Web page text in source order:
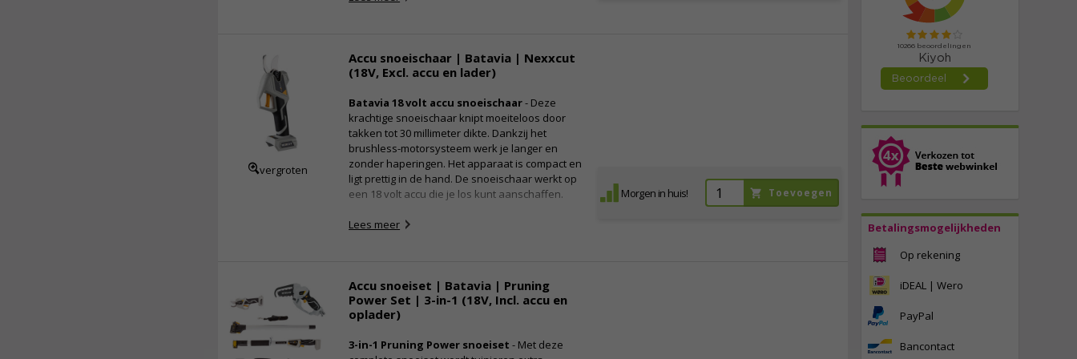
Betalingsmogelijkheden
Op rekening
iDEAL | Wero
PayPal
Bancontact
Gewicht exclusief accu: 1 kilogram
Afmeting exclusief accu: 32 x 7 x 10
Let op:deze snoeischaar is uitsluitend te
gebruiken met Wolfgang accu’s en niet
compatibel met andere merken
Toerental: 3700 min-1
Kettingsnelheid: 300 m/min
Kettinglengte: 10 cm
Kettingsteek: 7.6 mm
vergroten
Accu snoeischaar | Batavia | Nexxcut
(18V, Excl. accu en lader)
Batavia 18 volt accu snoeischaar- Deze
krachtige snoeischaar knipt moeiteloos door
takken tot 30 millimeter dikte. Dankzij het
brushless-motorsysteem werk je langer en
zonder haperingen. Het apparaat is compact en
ligt prettig in de hand. De snoeischaar werkt op
een 18 volt accu die je los kunt aanschaffen.
Lees meer
Morgen in huis! Toevoegen
Accu snoeiset | Batavia | Pruning
Power Set | 3-in-1 (18V, Incl. accu en
oplader)
3-in-1 Pruning Power snoeiset - Met deze